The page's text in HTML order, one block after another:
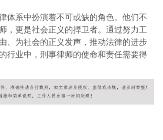
体系中扮演着不可或缺的角色。他们不
，更是社会正义的捍卫者。通过努力工
、为社会的正义发声，推动法律的进步
行业中，刑事律师的使命和责任需要得